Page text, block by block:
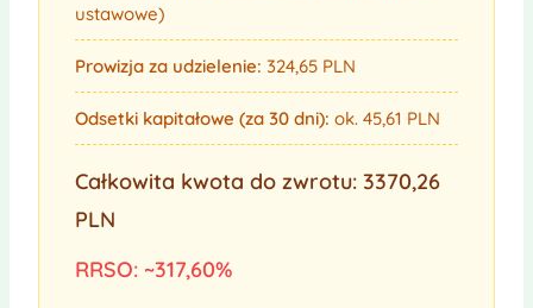
ustawowe)
Prowizja za udzielenie: 324,65 PLN
Odsetki kapitałowe (za 30 dni): ok. 45,61 PLN
Całkowita kwota do zwrotu:3370,26
PLN
RRSO:~317,60%